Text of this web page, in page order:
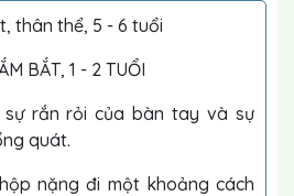
thân thể, 5 - 6 tuổi
BẮT, 1 - 2 TUỔI
sự rắn rỏi của bàn tay và sự
quát.
nặng đi một khoảng cách